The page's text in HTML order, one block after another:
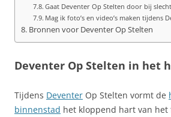
Gaat Deventer Op Stelten door bij
Mag ik foto’s en video’s maken tijdens
Bronnen voor Deventer Op Stelten
Deventer Op Stelten in het
Tijdens Deventer Op Stelten vormt de
binnenstad het kloppend hart van het